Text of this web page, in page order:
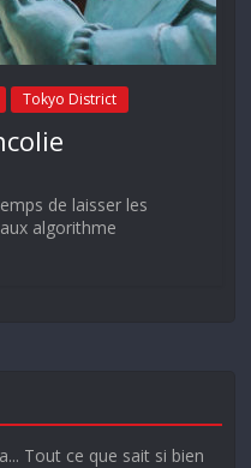
Tokyo District
de laisser les
algorithme
Tout ce que sait si bien